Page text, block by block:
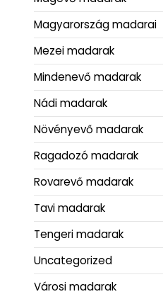
Magyarország madarai
Mezei madarak
Mindenevő madarak
Nádi madarak
Növényevő madarak
Ragadozó madarak
Rovarevő madarak
Tavi madarak
Tengeri madarak
Uncategorized
Városi madarak